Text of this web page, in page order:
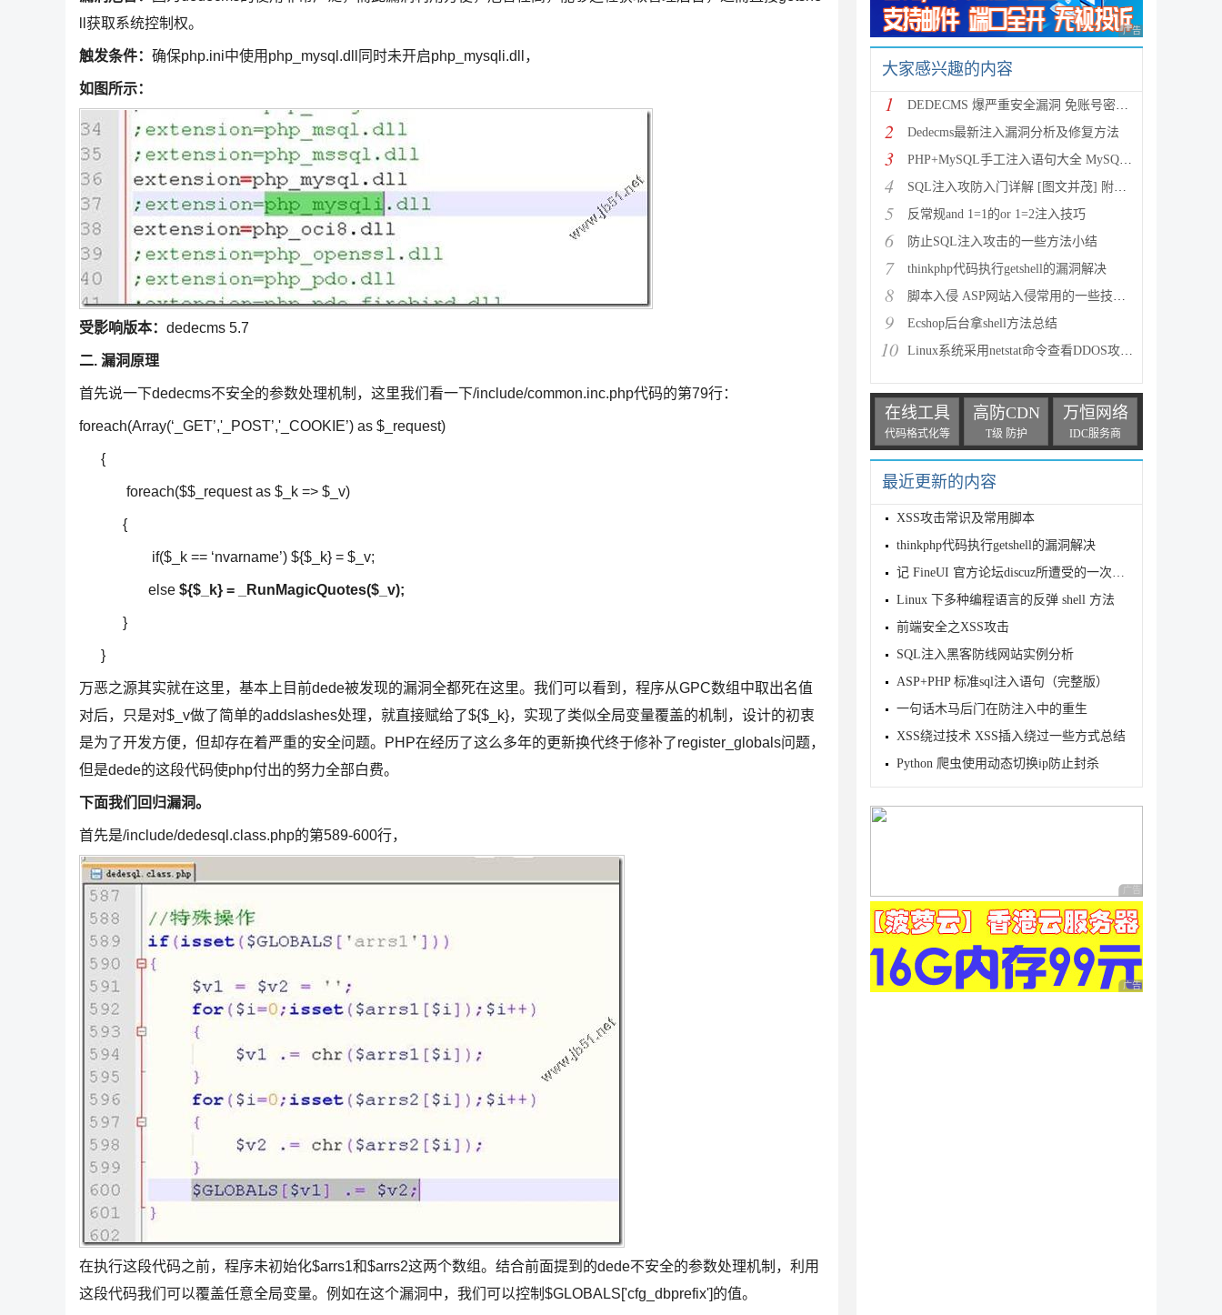
ll获取系统控制权。
触发条件： 确保php.ini中使用php_mysql.dll同时未开启php_mysqli.dll，
如图所示：
受影响版本： dedecms 5.7
二. 漏洞原理
首先说一下dedecms不安全的参数处理机制，这里我们看一下/include/common.inc.php代码的第79行：
foreach(Array(‘_GET’,'_POST’,'_COOKIE’) as $_request)
{
foreach($$_request as $_k => $_v)
{
if($_k == ‘nvarname’) ${$_k} = $_v;
else ${$_k} = _RunMagicQuotes($_v);
}
}
万恶之源其实就在这里，基本上目前dede被发现的漏洞全都死在这里。我们可以看到，程序从GPC数组中取出名值
对后，只是对$_v做了简单的addslashes处理，就直接赋给了${$_k}，实现了类似全局变量覆盖的机制，设计的初衷
是为了开发方便，但却存在着严重的安全问题。PHP在经历了这么多年的更新换代终于修补了register_globals问题，
但是dede的这段代码使php付出的努力全部白费。
下面我们回归漏洞。
首先是/include/dedesql.class.php的第589-600行，
在执行这段代码之前，程序未初始化$arrs1和$arrs2这两个数组。结合前面提到的dede不安全的参数处理机制，利用
这段代码我们可以覆盖任意全局变量。例如在这个漏洞中，我们可以控制$GLOBALS['cfg_dbprefix']的值。
广告 商业广告，理性
大家感兴趣的内容
1 DEDECMS 爆严重安全漏洞 免账号密码直接进入后台
2 Dedecms最新注入漏洞分析及修复方法
3 PHP+MySQL手工注入语句大全 MySQL手工注入语句总结
4 SQL注入攻防入门详解 [图文并茂] 附示例下载
5 反常规and 1=1的or 1=2注入技巧
6 防止SQL注入攻击的一些方法小结
7 thinkphp代码执行getshell的漏洞解决
8 脚本入侵 ASP网站入侵常用的一些技巧分享
9 Ecshop后台拿shell方法总结
10 Linux系统采用netstat命令查看DDOS攻击的方法
在线工具
代码格式化等
高防CDN
T级 防护
万恒网络
IDC服务商
最近更新的内容
XSS攻击常识及常用脚本
thinkphp代码执行getshell的漏洞解决
记 FineUI 官方论坛discuz所遭受的一次真实网络攻击
Linux 下多种编程语言的反弹 shell 方法
前端安全之XSS攻击
SQL注入黑客防线网站实例分析
ASP+PHP 标准sql注入语句（完整版）
一句话木马后门在防注入中的重生
XSS绕过技术 XSS插入绕过一些方式总结
Python 爬虫使用动态切换ip防止封杀
广告 商业广告，理性
广告 商业广告，理性